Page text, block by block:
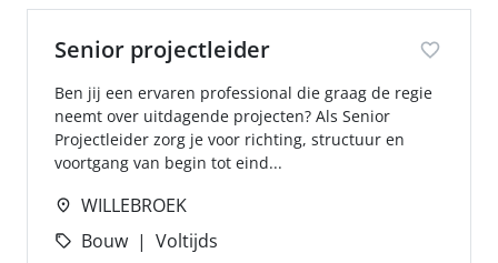
Senior projectleider
Ben jij een ervaren professional die graag de regie
neemt over uitdagende projecten? Als Senior
Projectleider zorg je voor richting, structuur en
voortgang van begin tot eind...
WILLEBROEK
Bouw
Voltijds